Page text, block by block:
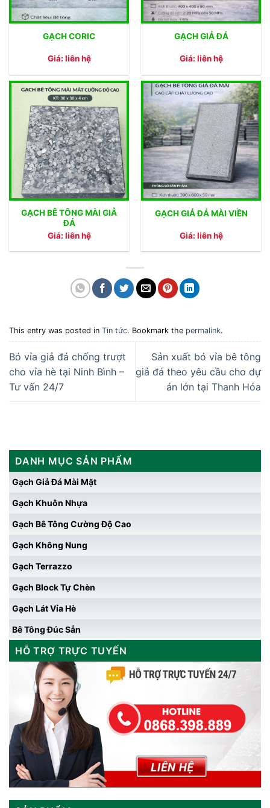
GẠCH CORIC
Giá: liên hệ
GẠCH GIẢ ĐÁ
Giá: liên hệ
GẠCH BÊ TÔNG MÀI GIẢ
ĐÁ
Giá: liên hệ
GẠCH GIẢ ĐÁ MÀI VIỀN
Giá: liên hệ
This entry was posted in Tin tức. Bookmark the permalink.
Bó vỉa giả đá chống trượt
cho vỉa hè tại Ninh Bình –
Tư vấn 24/7
Sản xuất bó vỉa bê tông
giả đá theo yêu cầu cho dự
án lớn tại Thanh Hóa
DANH MỤC SẢN PHẨM
Gạch Giả Đá Mài Mặt
Gạch Khuôn Nhựa
Gạch Bê Tông Cường Độ Cao
Gạch Không Nung
Gạch Terrazzo
Gạch Block Tự Chèn
Gạch Lát Vỉa Hè
Bê Tông Đúc Sẳn
HỖ TRỢ TRỰC TUYẾN